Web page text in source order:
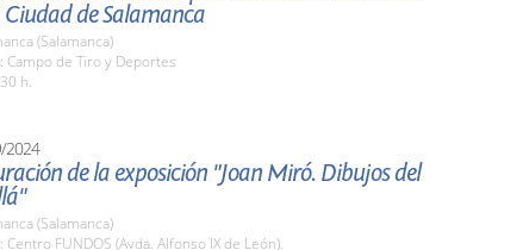
de Salamanca
(Salamanca)
Campo de Tiro y Deportes
h.
2024
de la exposición "Joan Miró. Dibujos del
(Salamanca)
Centro FUNDOS (Avda. Alfonso IX de León).